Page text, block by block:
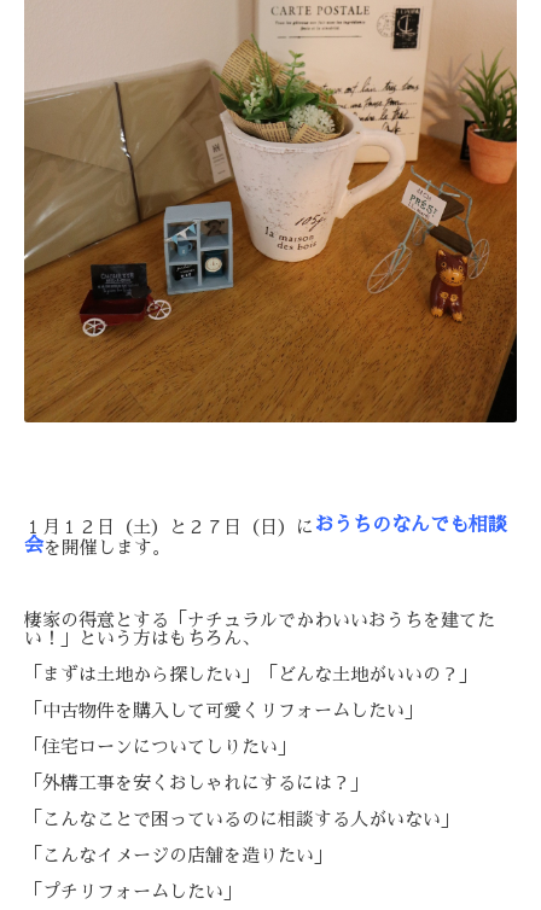
１月１２日（土）と２７日（日）に おうちのなんでも相談
会を開催します。
棲家の得意とする「ナチュラルでかわいいおうちを建てた
い！」という方はもちろん、
「まずは土地から探したい」「どんな土地がいいの？」
「中古物件を購入して可愛くリフォームしたい」
「住宅ローンについてしりたい」
「外構工事を安くおしゃれにするには？」
「こんなことで困っているのに相談する人がいない」
「こんなイメージの店舗を造りたい」
「プチリフォームしたい」